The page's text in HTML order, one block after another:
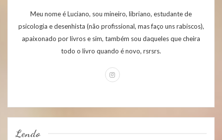
Meu nome é Luciano, sou mineiro, libriano, estudante de
psicologia e desenhista (não profissional, mas faço uns rabiscos),
apaixonado por livros e sim, também sou daqueles que cheira
todo o livro quando é novo, rsrsrs.
Lendo